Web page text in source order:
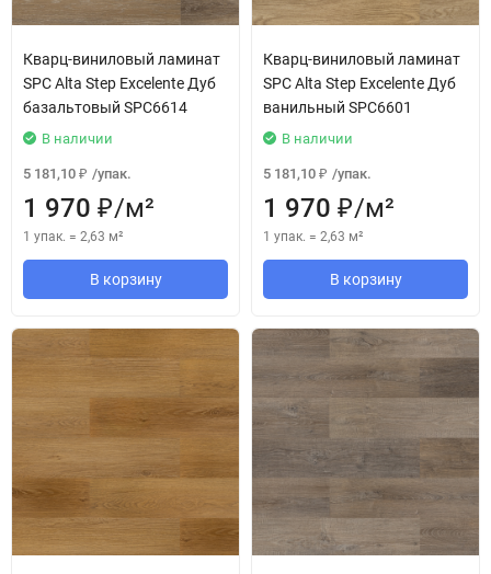
Кварц-виниловый ламинат
SPC Alta Step Excelente Дуб
базальтовый SPC6614
В наличии
5 181,10 ₽ /упак.
1 970 ₽/м²
1 упак. = 2,63 м²
В корзину
Кварц-виниловый ламинат
SPC Alta Step Excelente Дуб
ванильный SPC6601
В наличии
5 181,10 ₽ /упак.
1 970 ₽/м²
1 упак. = 2,63 м²
В корзину